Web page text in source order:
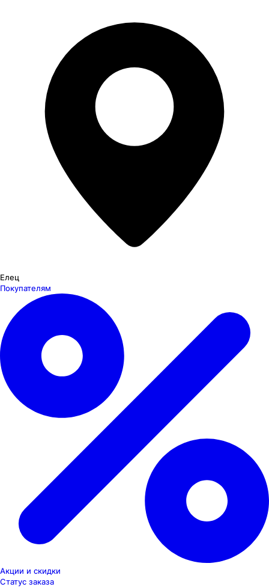
Елец
Покупателям
Акции и скидки
Статус заказа